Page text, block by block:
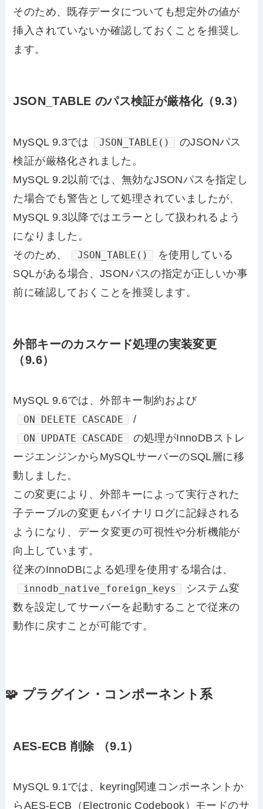
そのため、既存データについても想定外の値が
挿入されていないか確認しておくことを推奨し
ます。
JSON_TABLE のパス検証が厳格化（9.3）
MySQL 9.3では JSON_TABLE()
のJSONパス
検証が厳格化されました。
MySQL 9.2以前では、無効なJSONパスを指定し
た場合でも警告として処理されていましたが、
MySQL 9.3以降ではエラーとして扱われるよう
になりました。
そのため、
JSON_TABLE()
を使用している
SQLがある場合、JSONパスの指定が正しいか事
前に確認しておくことを推奨します。
外部キーのカスケード処理の実装変更
（9.6）
MySQL 9.6では、外部キー制約および
ON DELETE CASCADE /
ON UPDATE CASCADE
の処理がInnoDBストレ
ージエンジンからMySQLサーバーのSQL層に移
動しました。
この変更により、外部キーによって実行された
子テーブルの変更もバイナリログに記録される
ようになり、データ変更の可視性や分析機能が
向上しています。
従来のInnoDBによる処理を使用する場合は、
innodb_native_foreign_keys
システム変
数を設定してサーバーを起動することで従来の
動作に戻すことが可能です。
🧩 プラグイン・コンポーネント系
AES-ECB 削除 （9.1）
MySQL 9.1では、keyring関連コンポーネントか
らAES-ECB（Electronic Codebook）モードのサ